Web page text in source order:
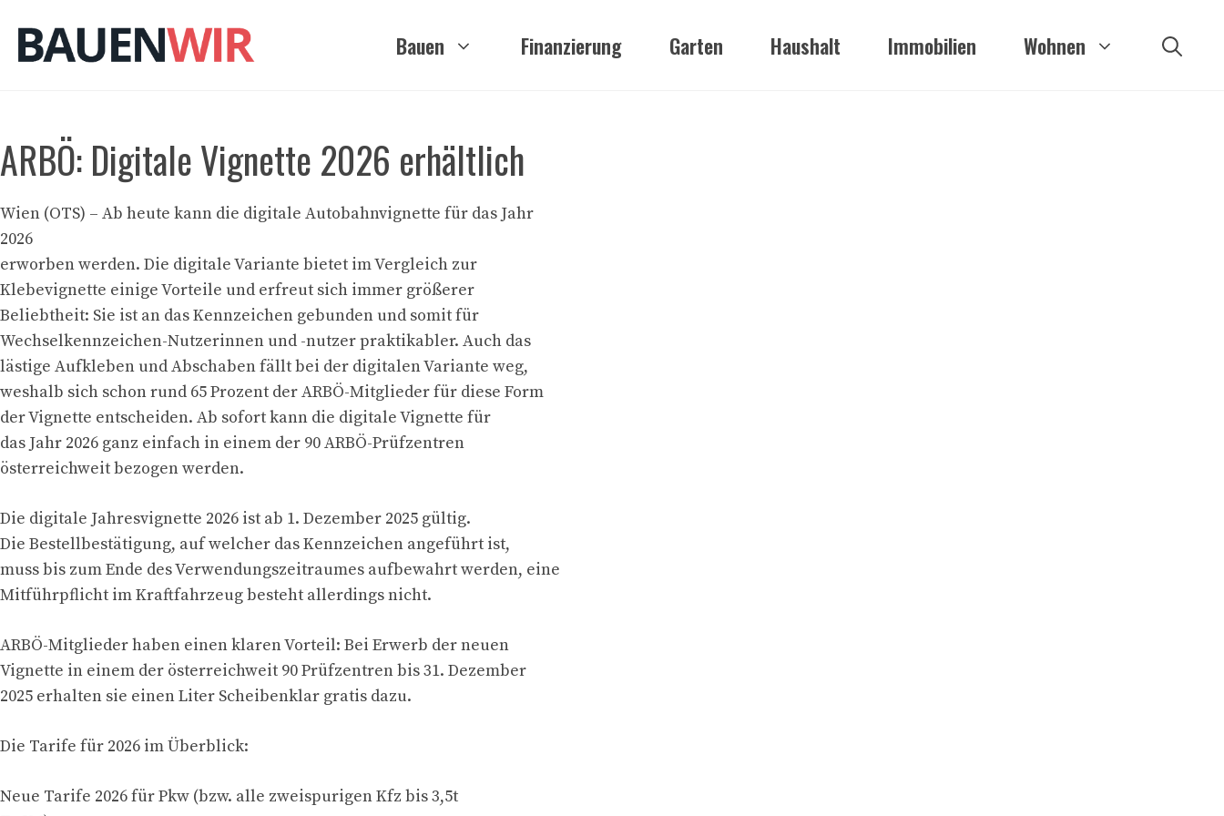
Inhalt
springen
Bauen Finanzierung Garten Haushalt Immobilien Wohnen
ARBÖ: Digitale Vignette 2026 erhältlich
Wien (OTS) – Ab heute kann die digitale Autobahnvignette für das Jahr
2026
erworben werden. Die digitale Variante bietet im Vergleich zur
Klebevignette einige Vorteile und erfreut sich immer größerer
Beliebtheit: Sie ist an das Kennzeichen gebunden und somit für
Wechselkennzeichen-Nutzerinnen und -nutzer praktikabler. Auch das
lästige Aufkleben und Abschaben fällt bei der digitalen Variante weg,
weshalb sich schon rund 65 Prozent der ARBÖ-Mitglieder für diese Form
der Vignette entscheiden. Ab sofort kann die digitale Vignette für
das Jahr 2026 ganz einfach in einem der 90 ARBÖ-Prüfzentren
österreichweit bezogen werden.
Die digitale Jahresvignette 2026 ist ab 1. Dezember 2025 gültig.
Die Bestellbestätigung, auf welcher das Kennzeichen angeführt ist,
muss bis zum Ende des Verwendungszeitraumes aufbewahrt werden, eine
Mitführpflicht im Kraftfahrzeug besteht allerdings nicht.
ARBÖ-Mitglieder haben einen klaren Vorteil: Bei Erwerb der neuen
Vignette in einem der österreichweit 90 Prüfzentren bis 31. Dezember
2025 erhalten sie einen Liter Scheibenklar gratis dazu.
Die Tarife für 2026 im Überblick:
Neue Tarife 2026 für Pkw (bzw. alle zweispurigen Kfz bis 3,5t